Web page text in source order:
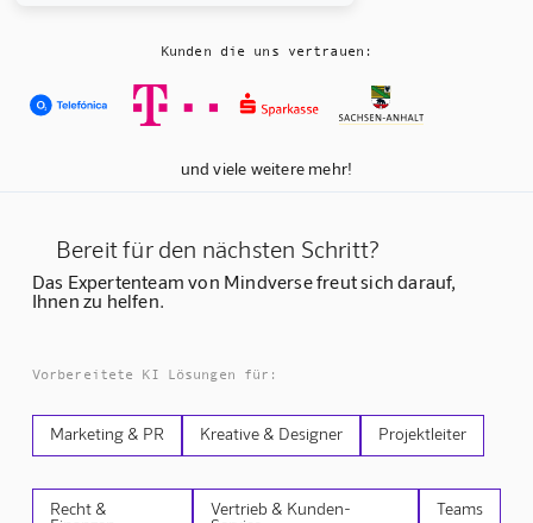
Kunden die uns vertrauen:
und viele weitere mehr!
Bereit für den nächsten Schritt?
Das Expertenteam von Mindverse freut sich darauf,
Ihnen zu helfen.
Vorbereitete KI Lösungen für:
Marketing & PR Kreative & Designer Projektleiter
Recht &
Vertrieb & Kunden-
Teams